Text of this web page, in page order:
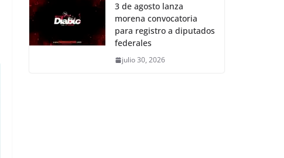
3 de agosto lanza
morena convocatoria
para registro a diputados
federales
julio 30, 2026